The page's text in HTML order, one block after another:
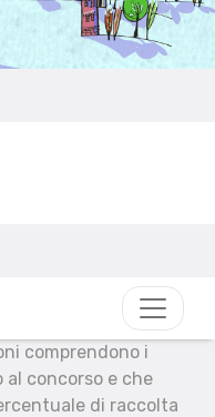
comprendono i
concorso e che
di raccolta